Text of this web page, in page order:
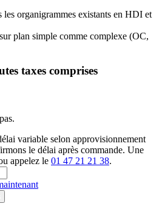
les organigrammes existants en HDI et
plan simple comme complexe (OC,
taxes comprises
variable selon approvisionnement
le délai après commande. Une
appelez le 01 47 21 21 38.